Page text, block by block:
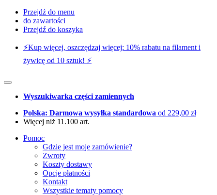
Przejdź do menu
do zawartości
Przejdź do koszyka
⚡️Kup więcej, oszczędzaj więcej: 10% rabatu na filament i
żywicę od 10 sztuk! ⚡️
Wyszukiwarka części zamiennych
Polska: Darmowa wysyłka standardowa od 229,00 zł
Więcej niż 11.100 art.
Pomoc
Gdzie jest moje zamówienie?
Zwroty
Koszty dostawy
Opcje płatności
Kontakt
Wszystkie tematy pomocy